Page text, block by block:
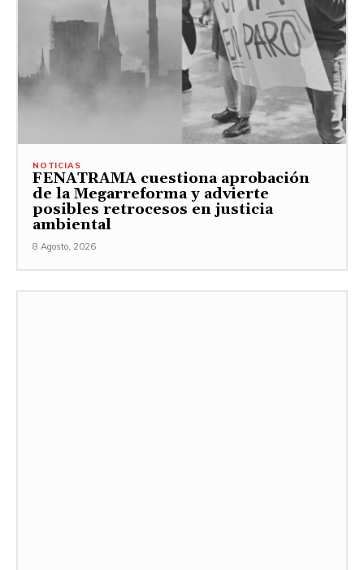
NOTICIAS
FENATRAMA cuestiona aprobación
de la Megarreforma y advierte
posibles retrocesos en justicia
ambiental
8 Agosto, 2026